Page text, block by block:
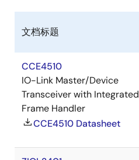
文档标题
CCE4510
IO-Link Master/Device
Transceiver with Integrated
Frame Handler
CCE4510 Datasheet